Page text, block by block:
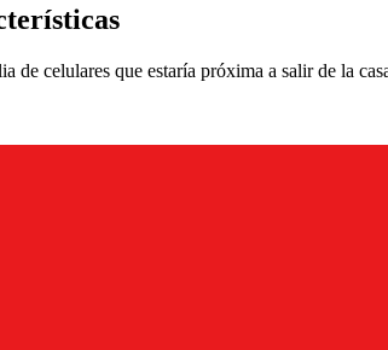
de celulares que estaría próxima a salir de la